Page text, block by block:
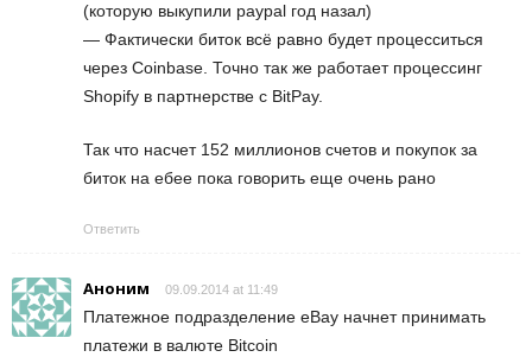
(которую выкупили paypal год назал)
— Фактически биток всё равно будет процесситься
через Coinbase. Точно так же работает процессинг
Shopify в партнерстве с BitPay.
Так что насчет 152 миллионов счетов и покупок за
биток на ебее пока говорить еще очень рано
Ответить
Аноним 09.09.2014 at 11:49
Платежное подразделение eBay начнет принимать
платежи в валюте Bitcoin